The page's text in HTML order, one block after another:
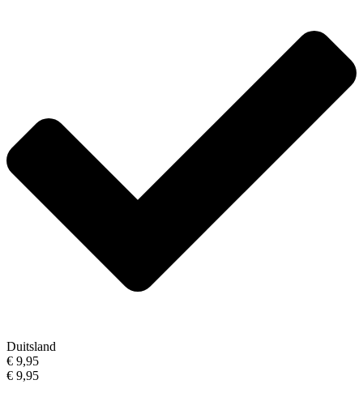
Duitsland
€ 9,95
€ 9,95